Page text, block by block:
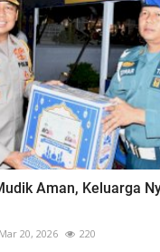
Aman, Keluarga
Mar 20, 2026 220